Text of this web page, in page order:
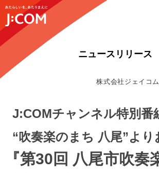
ニュースリリース
株式会社ジェイコ
J:COMチャンネル特別番
“吹奏楽のまち 八尾”より
『第30回 八尾市吹奏